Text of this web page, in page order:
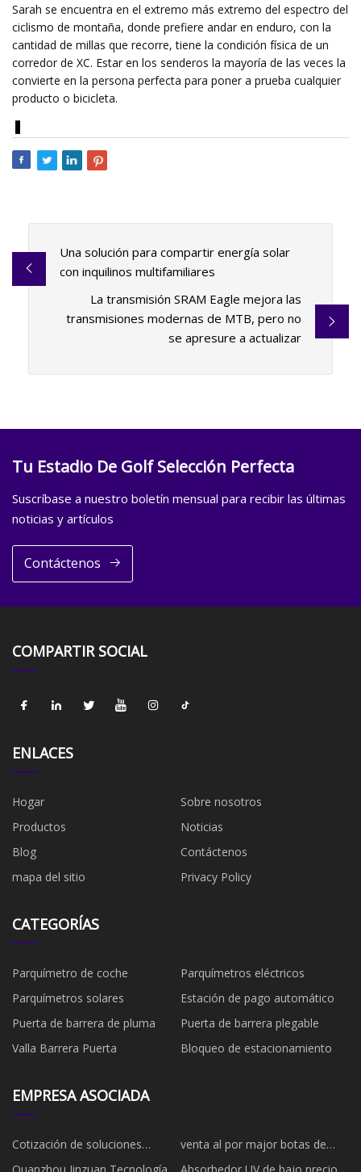
Sarah se encuentra en el extremo más extremo del espectro del
ciclismo de montaña, donde prefiere andar en enduro, con la
cantidad de millas que recorre, tiene la condición física de un
corredor de XC. Estar en los senderos la mayoría de las veces la
convierte en la persona perfecta para poner a prueba cualquier
producto o bicicleta.
❚
Una solución para compartir energía solar
con inquilinos multifamiliares
La transmisión SRAM Eagle mejora las
transmisiones modernas de MTB, pero no
se apresure a actualizar
Tu Estadio De Golf Selección Perfecta
Suscríbase a nuestro boletín mensual para recibir las últimas
noticias y artículos
Contáctenos
COMPARTIR SOCIAL
ENLACES
Hogar
Sobre nosotros
Productos
Noticias
Blog
Contáctenos
mapa del sitio
Privacy Policy
CATEGORÍAS
Parquímetro de coche
Parquímetros eléctricos
Parquímetros solares
Estación de pago automático
Puerta de barrera de pluma
Puerta de barrera plegable
Valla Barrera Puerta
Bloqueo de estacionamiento
EMPRESA ASOCIADA
Cotización de soluciones
móviles de almacenamiento de
venta al por major botas de
trabajo
Quanzhou Jinzuan Tecnología Absorbedor UV de bajo precio